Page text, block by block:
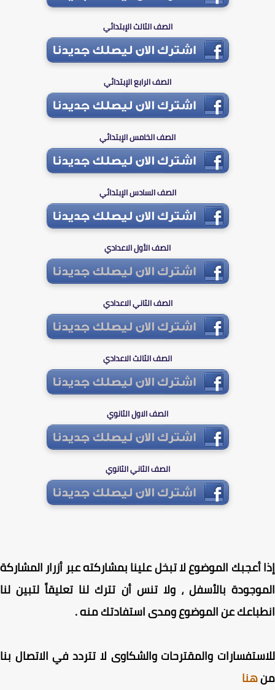
الصف الثالث الإبتدائي
الصف الرابع الإبتدائي
الصف الخامس الإبتدائي
الصف السادس الإبتدائي
الصف الأول الاعدادي
الصف الثاني الاعدادي
الصف الثالث الاعدادي
الصف الاول الثانوي
الصف الثاني الثانوي
أعجبك الموضوع لا تبخل علينا بمشاركته عبر أزرار المشاركة
بالأسفل ، ولا تنس أن تترك لنا تعليقاً لتبين لنا
عن الموضوع ومدى استفادتك منه .
والمقترحات والشكاوى لا تتردد في الاتصال بنا
هنا